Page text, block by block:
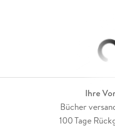
Ihre
Bücher
100 Tage